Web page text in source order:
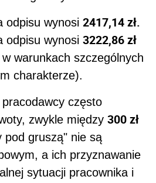
odpisu wynosi 2417,14 zł.
odpisu wynosi 3222,86 zł
warunkach szczególnych
charakterze).
często
zwykle między 300 zł
pod gruszą" nie są
a ich przyznawanie
sytuacji pracownika i